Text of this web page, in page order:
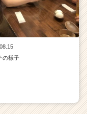
の様子